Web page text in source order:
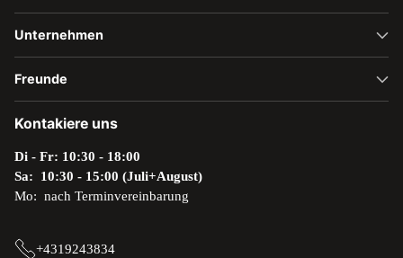
Unternehmen
Freunde
Kontakiere uns
Di - Fr: 10:30 - 18:00
Sa: 10:30 - 15:00 (Juli+August)
Mo: nach Terminvereinbarung
+4319243834